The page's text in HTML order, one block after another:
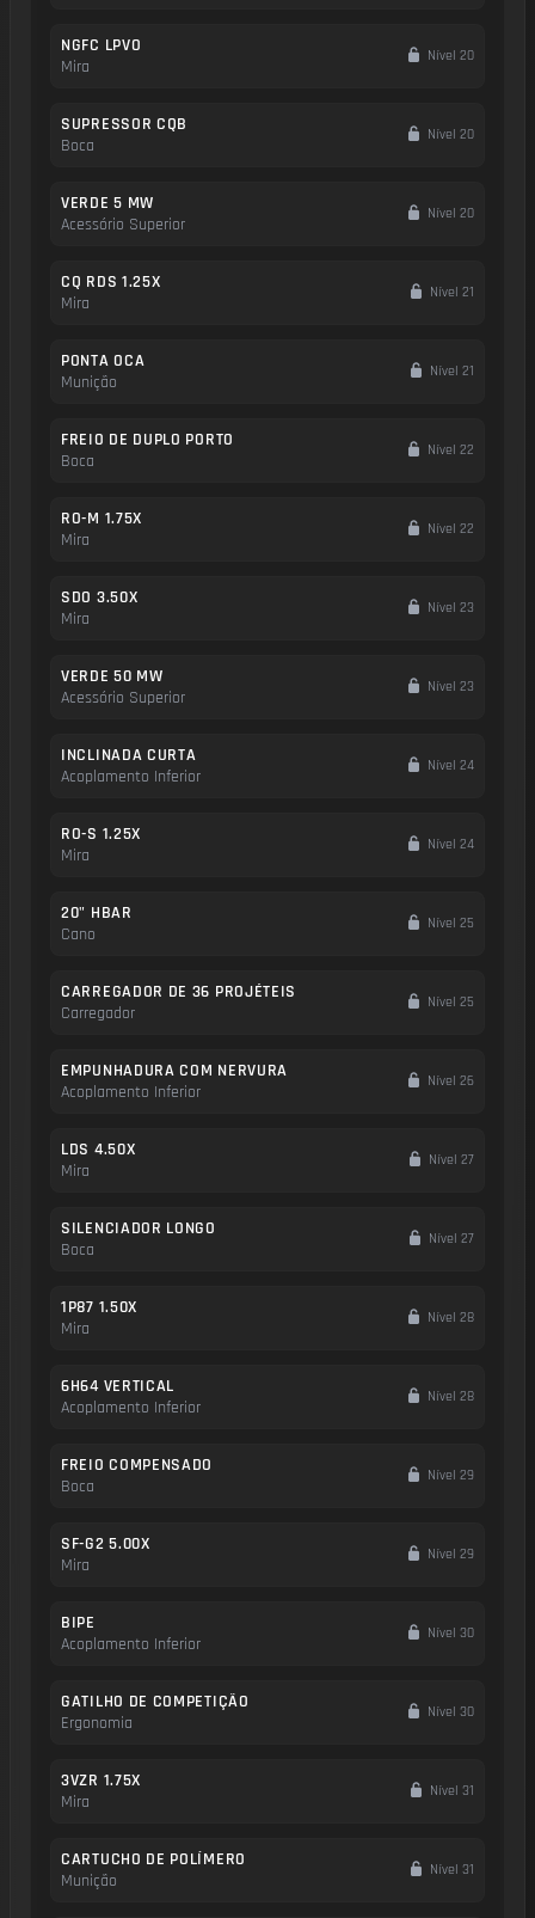
NGFC LPVO
Mira
Nível 20
SUPRESSOR CQB
Boca
Nível 20
VERDE 5 MW
Acessório Superior
Nível 20
CQ RDS 1.25X
Mira
Nível 21
PONTA OCA
Munição
Nível 21
FREIO DE DUPLO PORTO
Boca
Nível 22
RO-M 1.75X
Mira
Nível 22
SDO 3.50X
Mira
Nível 23
VERDE 50 MW
Acessório Superior
Nível 23
INCLINADA CURTA
Acoplamento Inferior
Nível 24
RO-S 1.25X
Mira
Nível 24
20" HBAR
Cano
Nível 25
CARREGADOR DE 36 PROJÉTEIS
Carregador
Nível 25
EMPUNHADURA COM NERVURA
Acoplamento Inferior
Nível 26
LDS 4.50X
Mira
Nível 27
SILENCIADOR LONGO
Boca
Nível 27
1P87 1.50X
Mira
Nível 28
6H64 VERTICAL
Acoplamento Inferior
Nível 28
FREIO COMPENSADO
Boca
Nível 29
SF-G2 5.00X
Mira
Nível 29
BIPE
Acoplamento Inferior
Nível 30
GATILHO DE COMPETIÇÃO
Ergonomia
Nível 30
3VZR 1.75X
Mira
Nível 31
CARTUCHO DE POLÍMERO
Munição
Nível 31